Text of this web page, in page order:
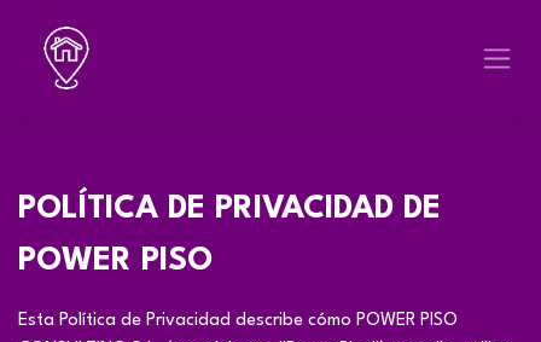
POLÍTICA DE PRIVACIDAD DE
POWER PISO
Esta Política de Privacidad describe cómo POWER PISO